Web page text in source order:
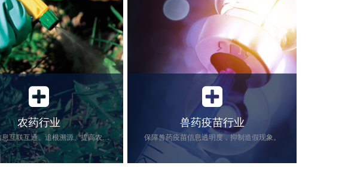
农药行业
实现农药信息互联互通、追根溯源、提高农药管理的安全。
兽药疫苗行业
保障兽药疫苗信息透明度，抑制造假现象。